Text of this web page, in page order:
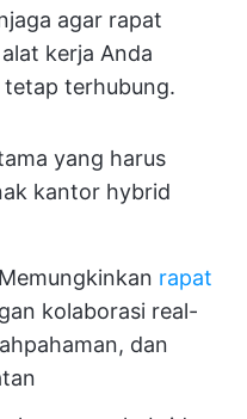
agar rapat
kerja Anda
terhubung.
yang harus
kantor hybrid
Memungkinkan rapat
kolaborasi real-
dan